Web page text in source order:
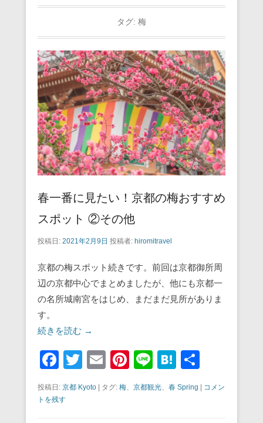
タグ: 梅
春一番に見たい！京都の梅おすすめ
スポット ②その他
投稿日: 2021年2月9日 投稿者: hiromitravel
京都の梅スポット続きです。前回は京都御所周
辺の京都中心でまとめましたが、他にも京都一
の名所城南宮をはじめ、まだまだ見所がありま
す。
続きを読む →
F
a
c
T
tt
E
m
ail
Pi
nt
er
Li
n
e
H
e
投稿日: 京都 Kyoto タグ: 梅、 京都観光、 春 Spring
コメン
トを残す